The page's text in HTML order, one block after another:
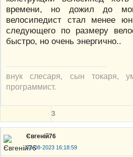
времени, но дожил до
велосипедист стал менее
следующего по размеру
быстро, но очень энергично..
внук слесаря, сын токаря,
программист.
3
Євгеній76
03-08-2023 16:18:59